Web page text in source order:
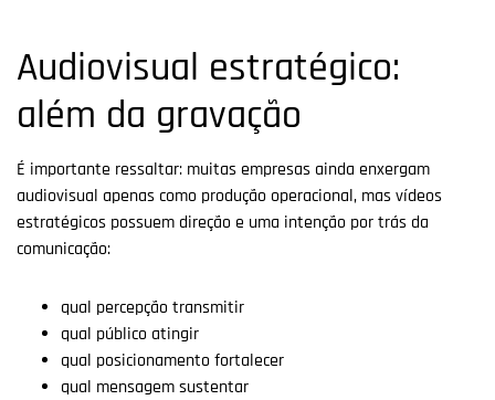
Audiovisual estratégico:
além da gravação
É importante ressaltar: muitas empresas ainda enxergam
audiovisual apenas como produção operacional, mas vídeos
estratégicos possuem direção e uma intenção por trás da
comunicação:
qual percepção transmitir
qual público atingir
qual posicionamento fortalecer
qual mensagem sustentar